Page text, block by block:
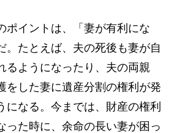
イントは、「妻が有利にな
。たとえば、夫の死後も妻が自
るようになったり、夫の両親
をした妻に遺産分割の権利が発
になる。今までは、財産の権利
った時に、余命の長い妻が困っ